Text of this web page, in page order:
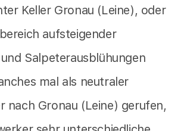
Keller Gronau (Leine), oder
aufsteigender
Salpeterausblühungen
mal als neutraler
nach Gronau (Leine) gerufen,